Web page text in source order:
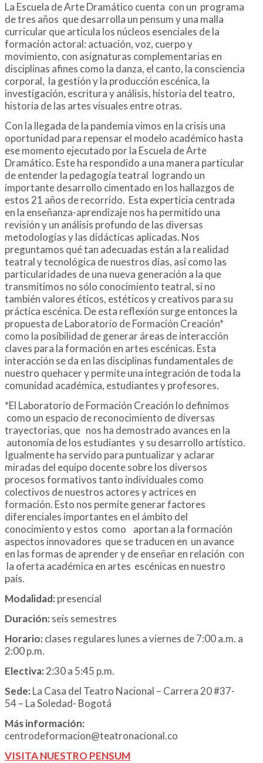
La Escuela de Arte Dramático cuenta con un programa
de tres años que desarrolla un pensum y una malla
curricular que articula los núcleos esenciales de la
formación actoral: actuación, voz, cuerpo y
movimiento, con asignaturas complementarias en
disciplinas afines como la danza, el canto, la consciencia
corporal, la gestión y la producción escénica, la
investigación, escritura y análisis, historia del teatro,
historia de las artes visuales entre otras.
Con la llegada de la pandemia vimos en la crisis una
oportunidad para repensar el modelo académico hasta
ese momento ejecutado por la Escuela de Arte
Dramático. Este ha respondido a una manera particular
de entender la pedagogía teatral logrando un
importante desarrollo cimentado en los hallazgos de
estos 21 años de recorrido. Esta experticia centrada
en la enseñanza-aprendizaje nos ha permitido una
revisión y un análisis profundo de las diversas
metodologías y las didácticas aplicadas. Nos
preguntamos qué tan adecuadas están a la realidad
teatral y tecnológica de nuestros días, así como las
particularidades de una nueva generación a la que
transmitimos no sólo conocimiento teatral, si no
también valores éticos, estéticos y creativos para su
práctica escénica. De esta reflexión surge entonces la
propuesta de Laboratorio de Formación Creación*
como la posibilidad de generar áreas de interacción
claves para la formación en artes escénicas. Esta
interacción se da en las disciplinas fundamentales de
nuestro quehacer y permite una integración de toda la
comunidad académica, estudiantes y profesores.
*El Laboratorio de Formación Creación lo definimos
como un espacio de reconocimiento de diversas
trayectorias, que nos ha demostrado avances en la
autonomía de los estudiantes y su desarrollo artístico.
Igualmente ha servido para puntualizar y aclarar
miradas del equipo docente sobre los diversos
procesos formativos tanto individuales como
colectivos de nuestros actores y actrices en
formación. Esto nos permite generar factores
diferenciales importantes en el ámbito del
conocimiento y estos como aportan a la formación
aspectos innovadores que se traducen en un avance
en las formas de aprender y de enseñar en relación con
la oferta académica en artes escénicas en nuestro
país.
Modalidad: presencial
Duración: seis semestres
Horario: clases regulares lunes a viernes de 7:00 a.m. a
2:00 p.m.
Electiva: 2:30 a 5:45 p.m.
Sede: La Casa del Teatro Nacional – Carrera 20 #37-
54 – La Soledad- Bogotá
Más información:
centrodeformacion@teatronacional.co
VISITA NUESTRO PENSUM